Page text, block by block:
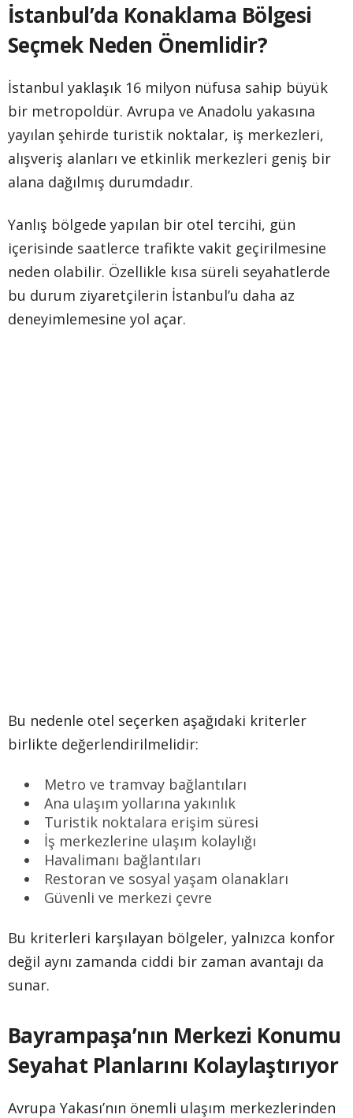
İstanbul’da Konaklama Bölgesi
Seçmek Neden Önemlidir?
İstanbul yaklaşık 16 milyon nüfusa sahip büyük
bir metropoldür. Avrupa ve Anadolu yakasına
yayılan şehirde turistik noktalar, iş merkezleri,
alışveriş alanları ve etkinlik merkezleri geniş bir
alana dağılmış durumdadır.
Yanlış bölgede yapılan bir otel tercihi, gün
içerisinde saatlerce trafikte vakit geçirilmesine
neden olabilir. Özellikle kısa süreli seyahatlerde
bu durum ziyaretçilerin İstanbul’u daha az
deneyimlemesine yol açar.
Bu nedenle otel seçerken aşağıdaki kriterler
birlikte değerlendirilmelidir:
Metro ve tramvay bağlantıları
Ana ulaşım yollarına yakınlık
Turistik noktalara erişim süresi
İş merkezlerine ulaşım kolaylığı
Havalimanı bağlantıları
Restoran ve sosyal yaşam olanakları
Güvenli ve merkezi çevre
Bu kriterleri karşılayan bölgeler, yalnızca konfor
değil aynı zamanda ciddi bir zaman avantajı da
sunar.
Bayrampaşa’nın Merkezi Konumu
Seyahat Planlarını Kolaylaştırıyor
Avrupa Yakası’nın önemli ulaşım merkezlerinden